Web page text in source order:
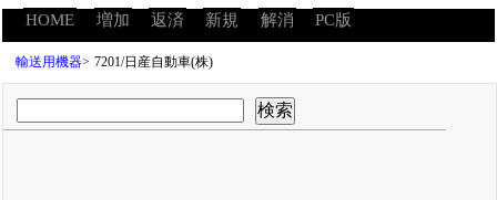
HOME 増加 返済 新規 解消 PC版
輸送用機器> 7201/日産自動車(株)